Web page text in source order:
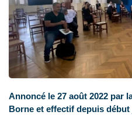
Annoncé le 27 août 2022 par
Borne et effectif depuis